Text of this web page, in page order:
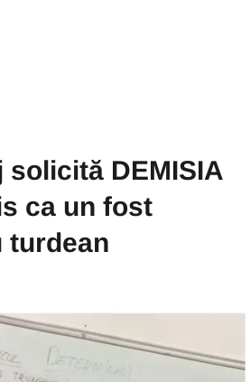
DEMISIA
ca un fost
turdean